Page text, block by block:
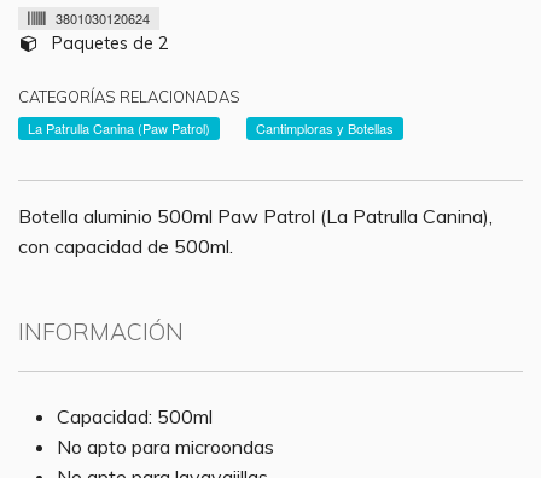
3801030120624
Paquetes de 2
CATEGORÍAS RELACIONADAS
La Patrulla Canina (Paw Patrol)
Cantimploras y Botellas
Botella aluminio 500ml Paw Patrol (La Patrulla Canina),
con capacidad de 500ml.
INFORMACIÓN
Capacidad: 500ml
No apto para microondas